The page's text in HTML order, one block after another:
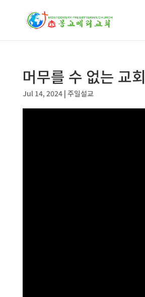
머무를 수 없는 교회
Jul 14, 2024| 주일설교